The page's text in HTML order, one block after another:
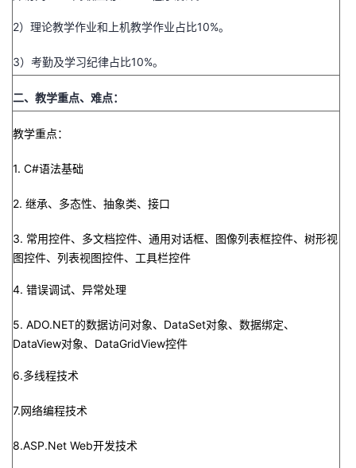
2）理论教学作业和上机教学作业占比10%。
3）考勤及学习纪律占比10%。
二、教学重点、难点：
教学重点：
1. C#语法基础
2. 继承、多态性、抽象类、接口
3. 常用控件、多文档控件、通用对话框、图像列表框控件、树形视
图控件、列表视图控件、工具栏控件
4. 错误调试、异常处理
5. ADO.NET的数据访问对象、DataSet对象、数据绑定、
DataView对象、DataGridView控件
6.多线程技术
7.网络编程技术
8.ASP.Net Web开发技术